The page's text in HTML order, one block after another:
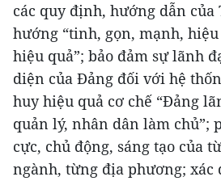
các quy định, hướng dẫn
hướng “tinh, gọn, mạnh,
hiệu quả”; bảo đảm sự lãnh
diện của Đảng đối với hệ
huy hiệu quả cơ chế “Đảng
quản lý, nhân dân làm chủ”;
cực, chủ động, sáng tạo của
ngành, từng địa phương; xác